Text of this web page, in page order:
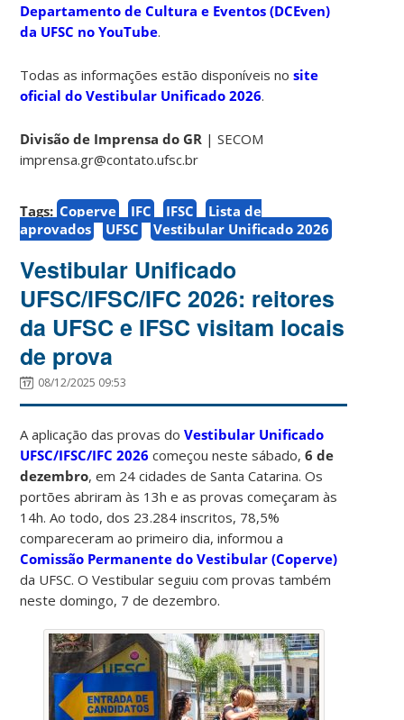
Departamento de Cultura e Eventos (DCEven)
da UFSC no YouTube.
Todas as informações estão disponíveis nosite
oficial do Vestibular Unificado 2026.
Divisão de Imprensa do GR | SECOM
imprensa.gr@contato.ufsc.br
Tags: Coperve IFC IFSC
Lista de
aprovados
UFSC Vestibular Unificado 2026
Vestibular Unificado
UFSC/IFSC/IFC 2026: reitores
da UFSC e IFSC visitam locais
de prova
08/12/2025 09:53
A aplicação das provas doVestibular Unificado
UFSC/IFSC/IFC 2026começou neste sábado,6 de
dezembro, em 24 cidades de Santa Catarina. Os
portões abriram às 13h e as provas começaram às
14h. Ao todo, dos 23.284 inscritos, 78,5%
compareceram ao primeiro dia, informou a
Comissão Permanente do Vestibular (Coperve)
da UFSC. O Vestibular seguiu com provas também
neste domingo, 7 de dezembro.